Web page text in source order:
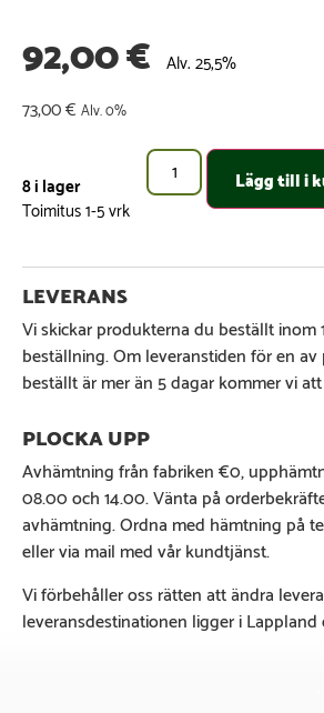
92,00€ Alv. 25,5%
73,00€ Alv. 0%
8 i lager Lägg till i
Vi skickar produkterna du beställt inom
beställning. Om leveranstiden för en
beställt är mer än 5 dagar kommer vi
Avhämtning från fabriken €0,
08.00 och 14.00. Vänta på
avhämtning. Ordna med hämtning på
eller via mail med vår kundtjänst.
Vi förbehåller oss rätten att ändra
leveransdestinationen ligger i Lappland